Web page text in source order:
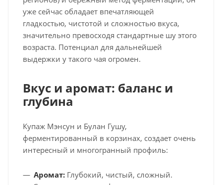
уже сейчас обладает впечатляющей
гладкостью, чистотой и сложностью вкуса,
значительно превосходя стандартные шу этого
возраста. Потенциал для дальнейшей
выдержки у такого чая огромен.
Вкус и аромат: баланс и
глубина
Купаж Мэнсун и Булан Гушу,
ферментированный в корзинах, создает очень
интересный и многогранный профиль:
Аромат: Глубокий, чистый, сложный.